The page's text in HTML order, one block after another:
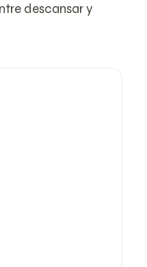
descansar y